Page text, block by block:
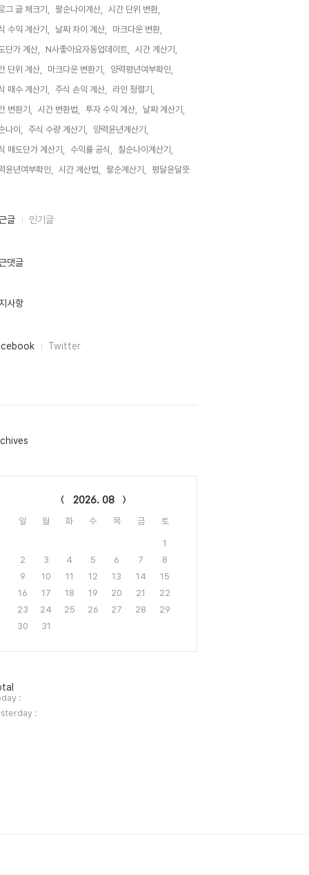
그 글 체크기,
팔순나이계산,
시간 단위 변환,
수익 계산기,
날짜 차이 계산,
마크다운 변환,
단가 계산,
N사좋아요자동업데이트,
시간 계산기,
단위 계산,
마크다운 변환기,
양력평년여부확인,
매수 계산기,
주식 손익 계산,
라인 정렬기,
변환기,
시간 변환법, 투자 수익 계산,
날짜 계산기,
나이,
주식 수량 계산기,
양력윤년계산기,
매도단가 계산기,
수익률 공식,
칠순나이계산기,
윤년여부확인,
시간 계산법, 팔순계산기, 평달윤달뜻,
글 인기글
댓글
사항
Twitter
2026. 08
일 월 화 수 목 금 토
1
2
3 4 5 6 7
8
9
10 11 12 13 14
15
16
17 18 19 20 21
22
23
24 25 26 27 28
29
30
31
:
: